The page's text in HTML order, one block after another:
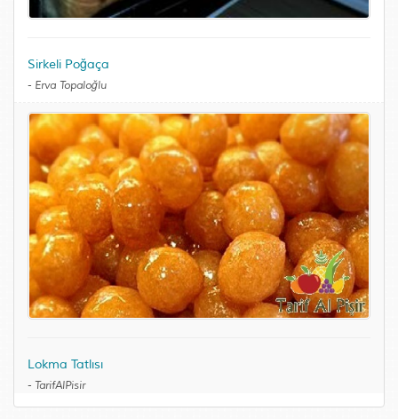
Sirkeli Poğaça
- Erva Topaloğlu
Lokma Tatlısı
- TarifAlPisir